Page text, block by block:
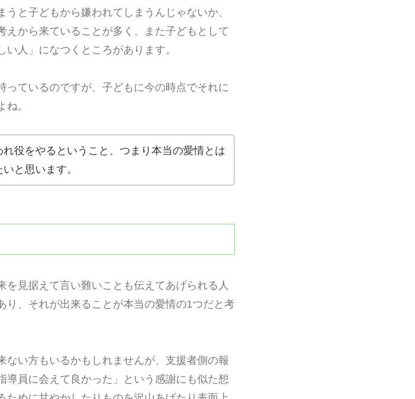
と子どもから嫌われてしまうんじゃないか、
から来ていることが多く、また子どもとして
人」になつくところがあります。
ているのですが、子どもに今の時点でそれに
。
役をやるということ、つまり本当の愛情とは
と思います。
見据えて言い難いことも伝えてあげられる人
り、それが出来ることが本当の愛情の1つだと考
い方もいるかもしれませんが、支援者側の報
員に会えて良かった」という感謝にも似た想